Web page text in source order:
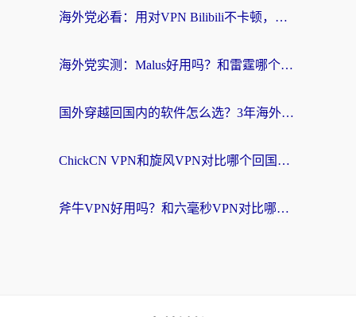
海外党必看：用对VPN Bilibili不卡顿，英国玩国内游戏也丝滑——2026回国加速器选择指南
海外党实测：Malus好用吗？和雷霆哪个好？+ 3款热门加速器深度对比
国外穿越回国内的软件怎么选？3年海外党亲测实用指南，告别地域限制
ChickCN VPN和旋风VPN对比哪个回国效果更好？海外党实测回国内网神器指南
斧牛VPN好用吗？和六毫秒VPN对比哪个回国效果更好？海外党亲测实用指南